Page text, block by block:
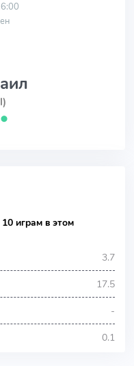
⬤
играм в этом
3.7
17.5
-
0.1